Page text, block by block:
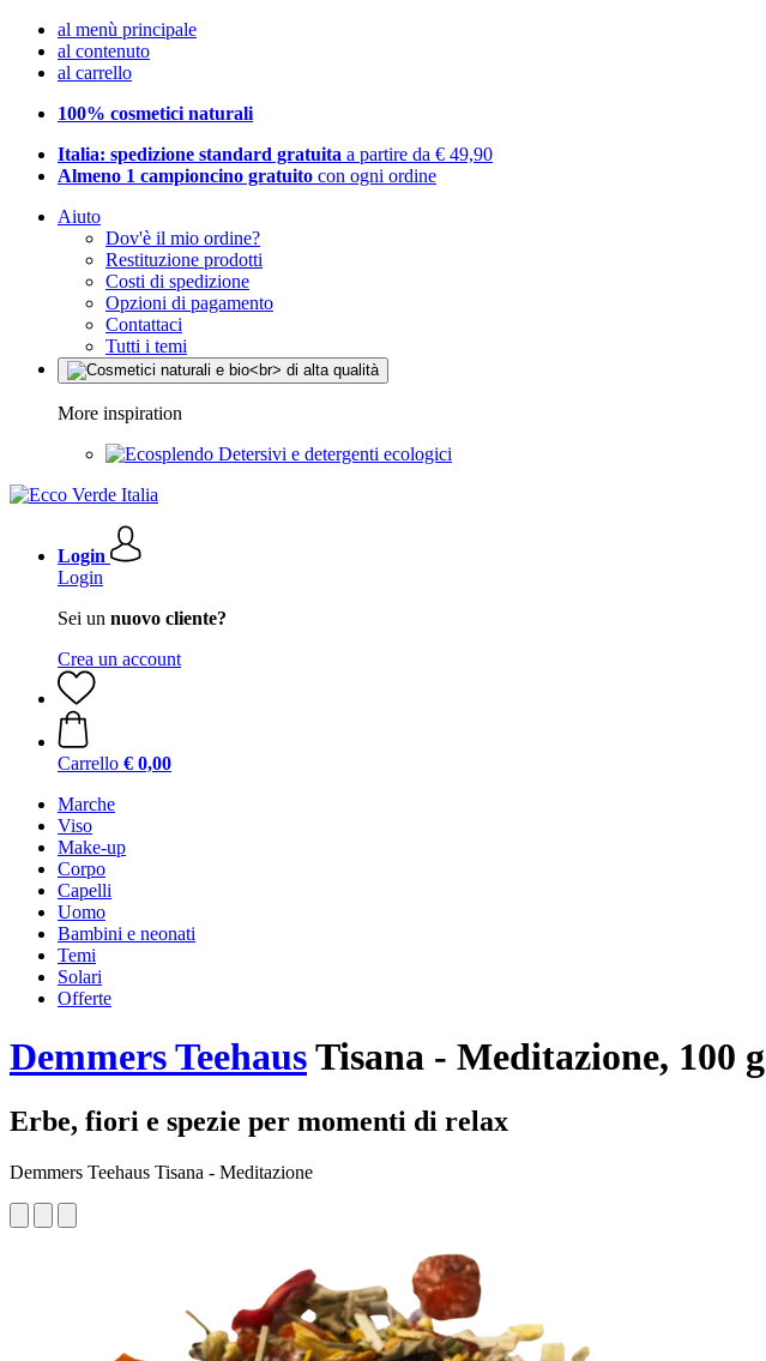
al menù principale
al contenuto
al carrello
100% cosmetici naturali
Italia: spedizione standard gratuita a partire da € 49,90
Almeno 1 campioncino gratuito con ogni ordine
Aiuto
Dov'è il mio ordine?
Restituzione prodotti
Costi di spedizione
Opzioni di pagamento
Contattaci
Tutti i temi
More inspiration
Detersivi e detergenti ecologici
Login
Login
Sei un nuovo cliente?
Crea un account
Carrello € 0,00
Marche
Viso
Make-up
Corpo
Capelli
Uomo
Bambini e neonati
Temi
Solari
Offerte
Demmers TeehausTisana - Meditazione, 100 g
Erbe, fiori e spezie per momenti di relax
Demmers Teehaus Tisana - Meditazione